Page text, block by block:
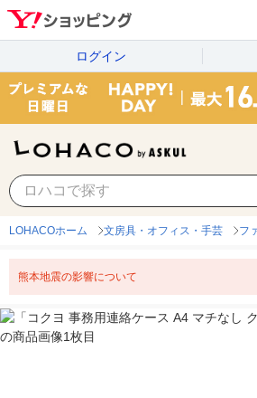
ログイン
LOHACOホーム 文房具・オフィス・手芸 フ
熊本地震の影響について